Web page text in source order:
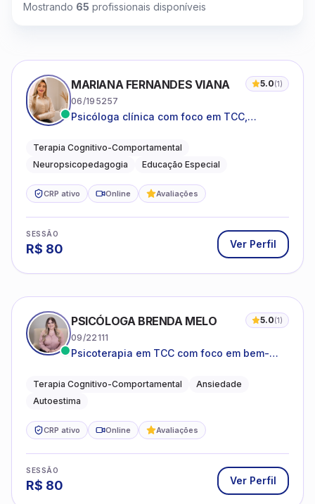
Mostrando 65 profissionais disponíveis
MARIANA FERNANDES VIANA 5.0(1)
06/195257
Psicóloga clínica com foco em TCC,
do neurodesenvolvimento.
Terapia Cognitivo-Comportamental
Neuropsicopedagogia
Educação Especial
CRP ativo Online Avaliações
SESSÃO
R$ 80 Ver Perfil
PSICÓLOGA BRENDA MELO 5.0(1)
09/22111
Psicoterapia em TCC com foco em bem-
o cotidiano
Terapia Cognitivo-Comportamental
Ansiedade
Autoestima
CRP ativo Online Avaliações
SESSÃO
R$ 80 Ver Perfil